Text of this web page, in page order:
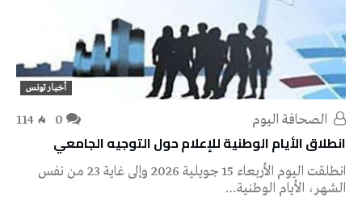
أخبار تونس
114
انطلاق الأيام الوطنية للإعلام حول التوجيه الجامعي
انطلقت اليوم الأربعاء 15 جويلية 2026 وإلى غاية 23 من نفس
الشهر، الأيام الوطنية…